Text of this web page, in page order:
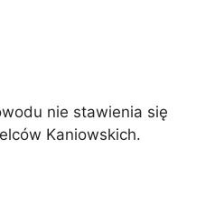
nie stawienia się
Kaniowskich.